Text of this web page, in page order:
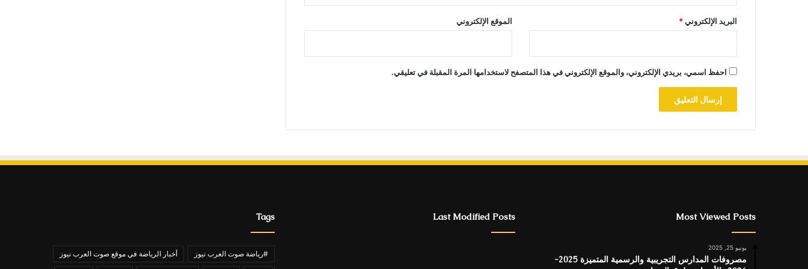
البريد الإلكتروني* الموقع الإلكتروني
احفظ اسمي، بريدي الإلكتروني، والموقع الإلكتروني في هذا المتصفح لاستخدامها المرة المقبلة في تعليقي.
Most Viewed Posts
يونيو 25, 2025
مصروفات المدارس التجريبية والرسمية المتميزة 2025-
Last Modified Posts
Tags
#رياضة صوت العرب نيوز أخبار الرياضة في موقع صوت العرب نيوز